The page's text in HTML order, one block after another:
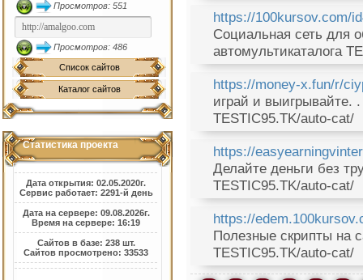
Просмотров: 551
Просмотров: 486
Список сайтов
Каталог сайтов
Статистика проекта
Дата открытия: 02.05.2020г.
Сервис работает: 2291-й день
Дата на сервере: 09.08.2026г.
Время на сервере: 16:19
Сайтов в базе: 238 шт.
Сайтов просмотрено: 33533
https://100kursov.com/
Социальная сеть для
автомультикаталога
https://money-x.fun/r/
играй и выигрывайте.
TESTIC95.TK/auto-cat/
https://
Делайте деньги без
TESTIC95.TK/auto-cat/
https://
Полезные скрипты на
TESTIC95.TK/auto-cat/